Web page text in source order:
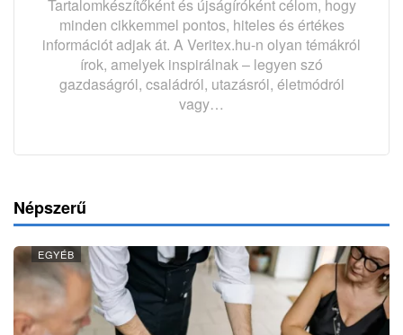
Tartalomkészítőként és újságíróként célom, hogy
minden cikkemmel pontos, hiteles és értékes
információt adjak át. A Veritex.hu-n olyan témákról
írok, amelyek inspirálnak – legyen szó
gazdaságról, családról, utazásról, életmódról
vagy…
Népszerű
EGYÉB